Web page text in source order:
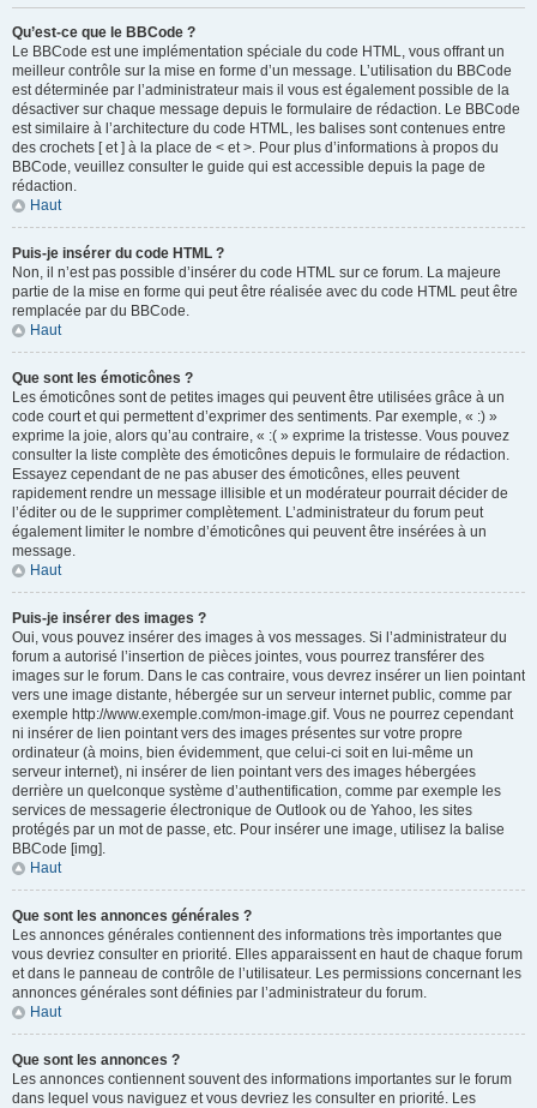
Qu’est-ce que le BBCode ?
Le BBCode est une implémentation spéciale du code HTML, vous offrant un
meilleur contrôle sur la mise en forme d’un message. L’utilisation du BBCode
est déterminée par l’administrateur mais il vous est également possible de la
désactiver sur chaque message depuis le formulaire de rédaction. Le BBCode
est similaire à l’architecture du code HTML, les balises sont contenues entre
des crochets [ et ] à la place de < et >. Pour plus d’informations à propos du
BBCode, veuillez consulter le guide qui est accessible depuis la page de
rédaction.
Haut
Puis-je insérer du code HTML ?
Non, il n’est pas possible d’insérer du code HTML sur ce forum. La majeure
partie de la mise en forme qui peut être réalisée avec du code HTML peut être
remplacée par du BBCode.
Haut
Que sont les émoticônes ?
Les émoticônes sont de petites images qui peuvent être utilisées grâce à un
code court et qui permettent d’exprimer des sentiments. Par exemple, « :) »
exprime la joie, alors qu’au contraire, « :( » exprime la tristesse. Vous pouvez
consulter la liste complète des émoticônes depuis le formulaire de rédaction.
Essayez cependant de ne pas abuser des émoticônes, elles peuvent
rapidement rendre un message illisible et un modérateur pourrait décider de
l’éditer ou de le supprimer complètement. L’administrateur du forum peut
également limiter le nombre d’émoticônes qui peuvent être insérées à un
message.
Haut
Puis-je insérer des images ?
Oui, vous pouvez insérer des images à vos messages. Si l’administrateur du
forum a autorisé l’insertion de pièces jointes, vous pourrez transférer des
images sur le forum. Dans le cas contraire, vous devrez insérer un lien pointant
vers une image distante, hébergée sur un serveur internet public, comme par
exemple http://www.exemple.com/mon-image.gif. Vous ne pourrez cependant
ni insérer de lien pointant vers des images présentes sur votre propre
ordinateur (à moins, bien évidemment, que celui-ci soit en lui-même un
serveur internet), ni insérer de lien pointant vers des images hébergées
derrière un quelconque système d’authentification, comme par exemple les
services de messagerie électronique de Outlook ou de Yahoo, les sites
protégés par un mot de passe, etc. Pour insérer une image, utilisez la balise
BBCode [img].
Haut
Que sont les annonces générales ?
Les annonces générales contiennent des informations très importantes que
vous devriez consulter en priorité. Elles apparaissent en haut de chaque forum
et dans le panneau de contrôle de l’utilisateur. Les permissions concernant les
annonces générales sont définies par l’administrateur du forum.
Haut
Que sont les annonces ?
Les annonces contiennent souvent des informations importantes sur le forum
dans lequel vous naviguez et vous devriez les consulter en priorité. Les